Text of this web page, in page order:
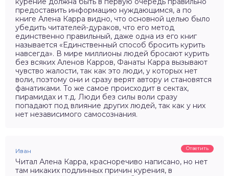
предоставить информацию нуждающимся, а по
книге Алена Карра видно, что основной целью было
убедить читателей-дураков, что его метод
единственно правильный, даже одна из его книг
называется «Единственный способ бросить курить
навсегда». В мире миллионы людей бросают курить
без всяких Аленов Карров, Фанаты Карра вызывают
чувство жалости, так как это люди, у которых нет
воли, поэтому они и сразу верят автору и становятся
фанатиками. То же самое происходит в сектах,
пирамидах и т.д. Люди без силы воли сразу
попадают под влияние других людей, так как у них
нет независимого самосознания.
Иван Ответить
Читал Алена Карра, красноречиво написано, но нет
там никаких подлинных причин курения, в